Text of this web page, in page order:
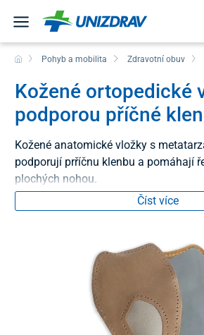
Pohyb a mobilita Zdravotní obuv
Kožené ortopedické
podporou příčné
Kožené anatomické vložky s
podporují prříčnu klenbu a pomáhají
plochých nohou.
Číst více